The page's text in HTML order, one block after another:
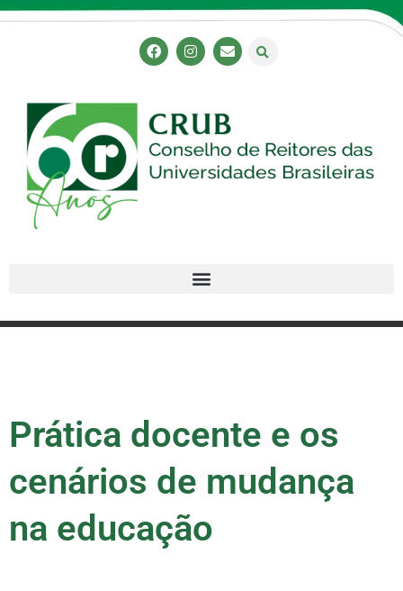
Prática docente e os
cenários de mudança
na educação